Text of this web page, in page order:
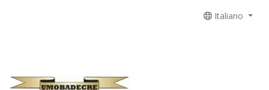
Italiano